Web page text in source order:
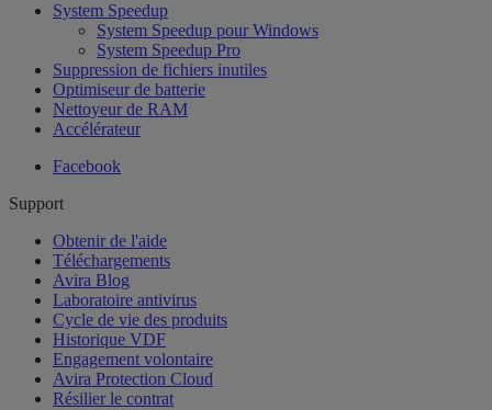
System Speedup
System Speedup pour Windows
System Speedup Pro
Suppression de fichiers inutiles
Optimiseur de batterie
Nettoyeur de RAM
Accélérateur
Facebook
Support
Obtenir de l'aide
Téléchargements
Avira Blog
Laboratoire antivirus
Cycle de vie des produits
Historique VDF
Engagement volontaire
Avira Protection Cloud
Résilier le contrat